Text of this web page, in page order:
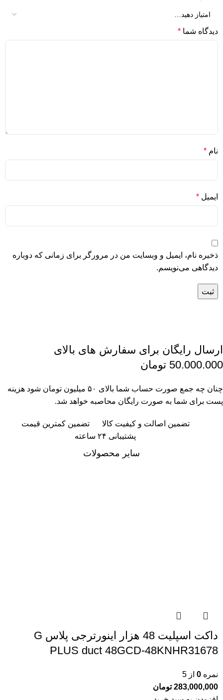
دیدگاه شما *
نام *
ایمیل *
ذخیره نام، ایمیل و وبسایت من در مرورگر برای زمانی که دوباره
دیدگاهی می‌نویسم.
ارسال رایگان برای سفارش های بالای
50.000.000 تومان
چنان چه جمع صورت حساب شما بالای ۵۰ میلیون تومان شود هزینه
پست برای شما به صورت رایگان محاصبه خواهد شد.
تضمین اصالت و کیفیت کالا
تضمین کمترین قیمت
پشتیبانی ۲۴ ساعته
سایر محصولات
داکت اسپلیت 48 هزار اینورترجی پلاس G
PLUS duct 48GCD-48KNHR31678
نمره 0 از 5
283,000,000 تومان